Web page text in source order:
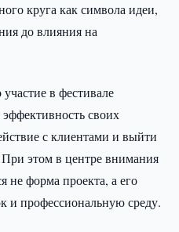
круга как символа идеи,
до влияния на
в фестивале
своих
с клиентами и выйти
этом в центре внимания
не форма проекта, а его
и профессиональную среду.